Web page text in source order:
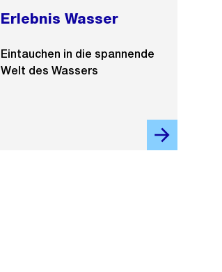
Erlebnis Wasser
Eintauchen in die spannende
Welt des Wassers